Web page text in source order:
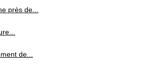
près de...
de...